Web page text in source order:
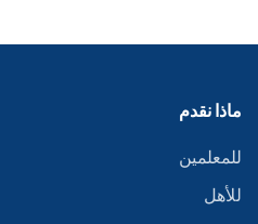
ماذا نقدم
للمعلمين
للأهل